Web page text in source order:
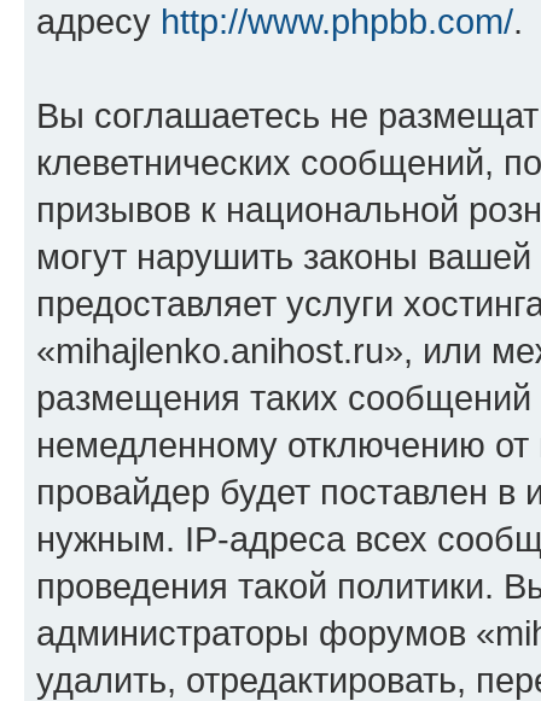
адресу http://www.phpbb.com/.
Вы соглашаетесь не
клеветнических сообщений,
призывов к национальной
могут нарушить законы
предоставляет услуги
«mihajlenko.anihost.ru», или
размещения таких
немедленному отключению
провайдер будет поставлен в
нужным. IP-адреса всех
проведения такой политики.
администраторы форумов
удалить, отредактировать,